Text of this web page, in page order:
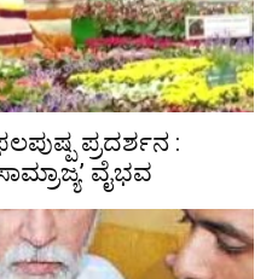
ಪ್ರದರ್ಶನ :
ವೈಭವ